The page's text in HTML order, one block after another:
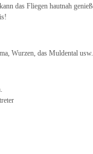
das Fliegen hautnah
Wurzen, das Muldental usw.